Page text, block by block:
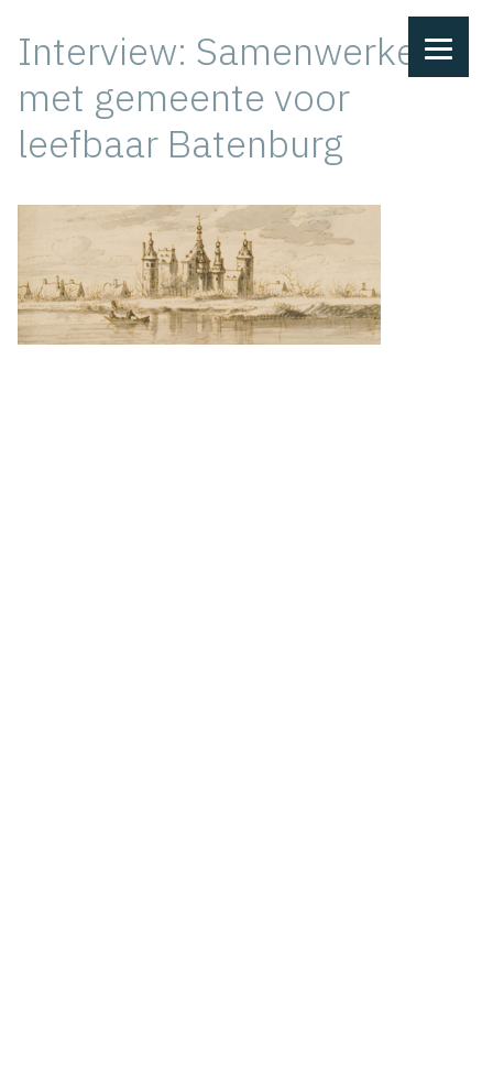
naar
inhoud
Interview: Samenwerken
met gemeente voor
leefbaar Batenburg